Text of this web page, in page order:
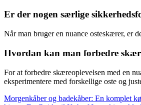
Er der nogen særlige
Når man bruger en nuance osteskærer, er
Hvordan kan man forbedre
For at forbedre skæreoplevelsen med en
eksperimentere med forskellige oste og
Morgenkåber og badekåber: En komplet